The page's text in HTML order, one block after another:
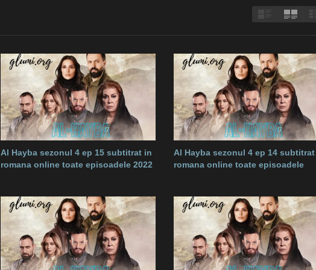
Al Hayba sezonul 4 ep 15 subtitrat in
romana online toate episoadele 2022
Al Hayba sezonul 4 ep 14
romana online toate episoadele